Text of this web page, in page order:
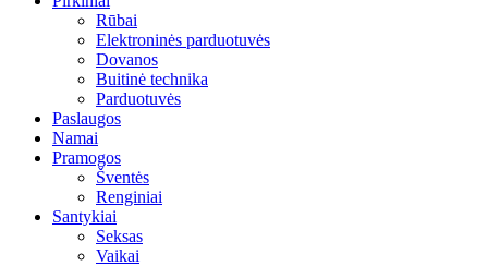
Rūbai
Elektroninės parduotuvės
Dovanos
Buitinė technika
Parduotuvės
Paslaugos
Namai
Pramogos
Šventės
Renginiai
Santykiai
Seksas
Vaikai